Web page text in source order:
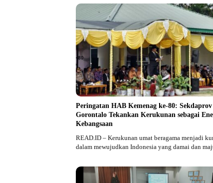
Peringatan HAB Kemenag ke-80: Sekdaprov
Gorontalo Tekankan Kerukunan sebagai
Kebangsaan
READ.ID – Kerukunan umat beragama menjadi
dalam mewujudkan Indonesia yang damai dan